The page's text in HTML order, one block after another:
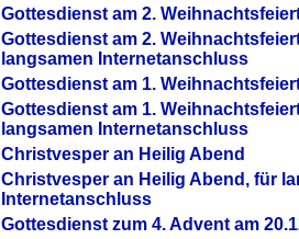
Gottesdienst am 2.
Gottesdienst am 2.
langsamen Internetanschluss
Gottesdienst am 1.
Gottesdienst am 1.
langsamen Internetanschluss
Christvesper an Heilig Abend
Christvesper an Heilig Abend, für
Internetanschluss
Gottesdienst zum 4. Advent am